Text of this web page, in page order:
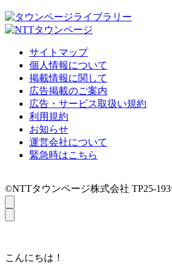
サイトマップ
個人情報について
掲載情報に関して
広告掲載のご案内
広告・サービス取扱い規約
利用規約
お知らせ
運営会社について
緊急時はこちら
©NTTタウンページ株式会社 TP25-193
こんにちは！